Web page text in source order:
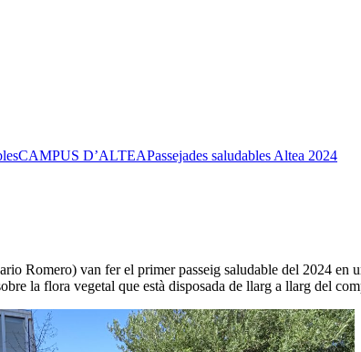
CAMPUS D’ALTEAPassejades saludables Altea 2024
Romero) van fer el primer passeig saludable del 2024 en
la flora vegetal que està disposada de llarg a llarg del